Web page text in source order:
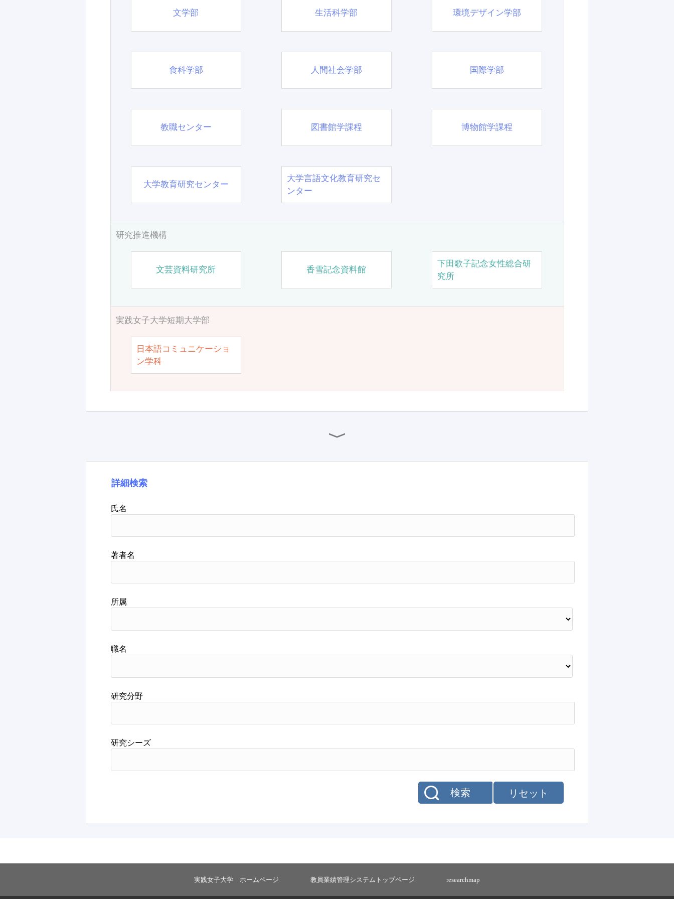
文学部 生活科学部 環境デザイン学部
食科学部 人間社会学部 国際学部
教職センター 図書館学課程 博物館学課程
大学教育研究センター
大学言語文化教育研究セ
ンター
研究推進機構
文芸資料研究所 香雪記念資料館
下田歌子記念女性総合研
究所
実践女子大学短期大学部
日本語コミュニケーショ
ン学科
詳細検索
氏名
著者名
所属
職名
研究分野
研究シーズ
リセット
検索
実践女子大学 ホームページ 教員業績管理システムトップページ researchmap